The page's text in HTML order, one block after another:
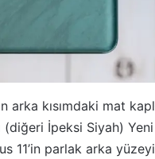
arka kısımdaki mat
İpeksi Siyah) Yeni
11’in parlak arka